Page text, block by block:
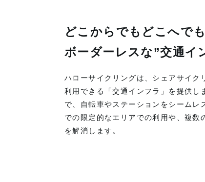
どこからでもどこへでも
ボーダーレスな”交通イ
ハローサイクリングは、シェアサイク
利用できる「交通インフラ」を提供し
で、自転車やステーションをシームレ
での限定的なエリアでの利用や、複数
を解消します。